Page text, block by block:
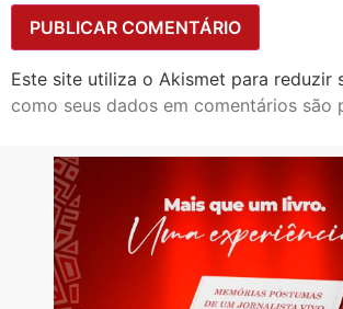
Este site utiliza o Akismet para reduzir
como seus dados em comentários são